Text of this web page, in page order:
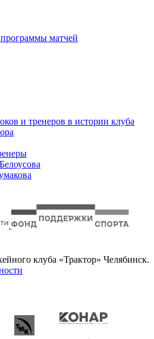
матчей
и тренеров в истории клуба
клуба «Трактор» Челябинск.